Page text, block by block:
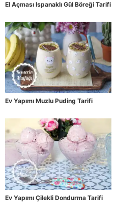
El Açması Ispanaklı Gül Böreği Tarifi
Ev Yapımı Muzlu Puding Tarifi
Ev Yapımı Çilekli Dondurma Tarifi